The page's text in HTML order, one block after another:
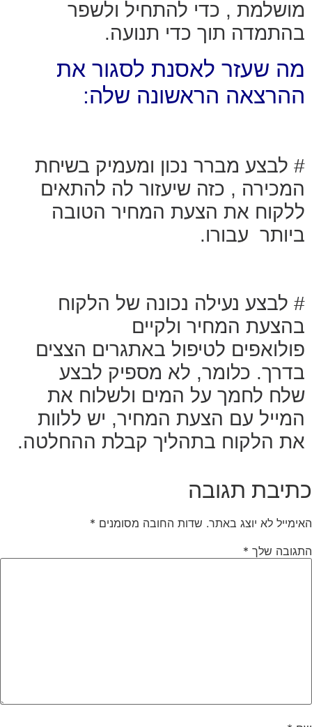
מושלמת , כדי להתחיל ולשפר
בהתמדה תוך כדי תנועה.
מה שעזר לאסנת לסגור את
ההרצאה הראשונה שלה:
# לבצע מברר נכון ומעמיק בשיחת
המכירה , כזה שיעזור לה להתאים
ללקוח את הצעת המחיר הטובה
ביותר עבורו.
# לבצע נעילה נכונה של הלקוח
בהצעת המחיר ולקיים
פולואפים לטיפול באתגרים הצצים
בדרך. כלומר, לא מספיק לבצע
שלח לחמך על המים ולשלוח את
המייל עם הצעת המחיר, יש ללוות
את הלקוח בתהליך קבלת ההחלטה.
כתיבת תגובה
האימייל לא יוצג באתר. שדות החובה מסומנים *
התגובה שלך *